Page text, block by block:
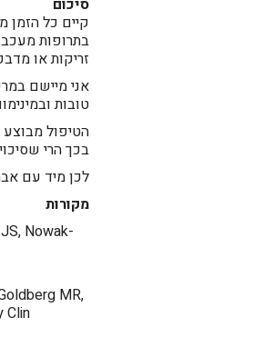
סיכום
קיים כל הזמן
זריקות או
אני מיישם
טובות
הטיפול
בכך הרי
לכן מיד עם
מקורות
Nowak-
MR,
Clin